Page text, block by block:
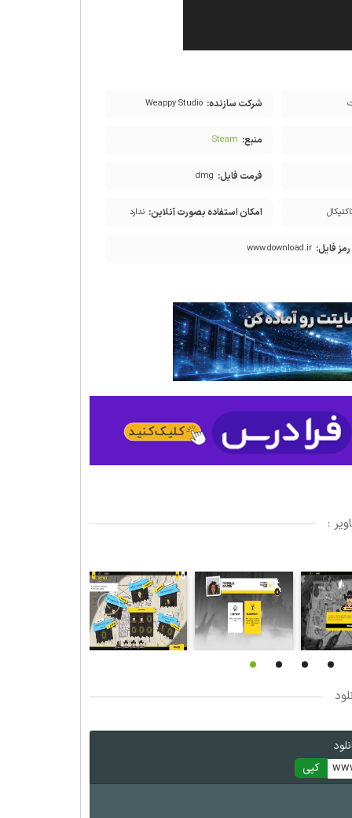
شرکت سازنده: Weappy Studio
منبع: Steam
فرمت فایل: dmg
امکان استفاده بصورت آنلاین: ندارد
رمز فایل: www.download.ir
:
کپی